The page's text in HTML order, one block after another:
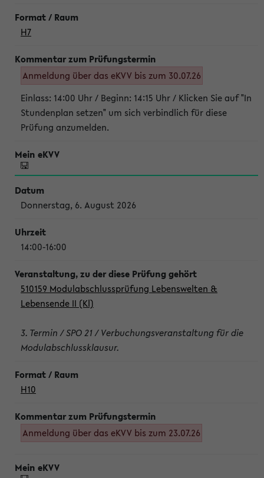
H7
Anmeldung über das eKVV bis zum 30.07.26
Einlass: 14:00 Uhr / Beginn: 14:15 Uhr / Klicken Sie auf "In
Stundenplan setzen" um sich verbindlich für diese
Prüfung anzumelden.
Donnerstag, 6. August 2026
14:00-16:00
510159 Modulabschlussprüfung Lebenswelten &
Lebensende II (Kl)
3. Termin / SPO 21 / Verbuchungsveranstaltung für die
Modulabschlussklausur.
H10
Anmeldung über das eKVV bis zum 23.07.26